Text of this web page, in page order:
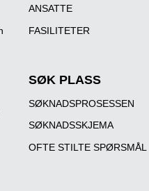
ANSATTE
FASILITETER
SØK PLASS
SØKNADSPROSESSEN
SØKNADSSKJEMA
OFTE STILTE SPØRSMÅL